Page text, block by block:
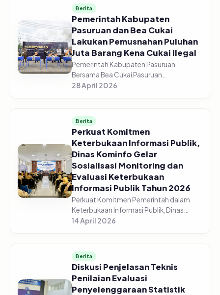
Berita
Pemerintah Kabupaten
Pasuruan dan Bea Cukai
Lakukan Pemusnahan Puluhan
Juta Barang Kena Cukai Ilegal
Pemerintah Kabupaten Pasuruan
Bersama Bea Cukai Pasuruan
melaksanakan pemusnahan jutaan
27/04/2026. Pemusn...
28 April 2026
Berita
Perkuat Komitmen
Keterbukaan Informasi Publik,
Dinas Kominfo Gelar
Sosialisasi Monitoring dan
Evaluasi Keterbukaan
Informasi Publik Tahun 2026
Perkuat Komitmen Pemerintah dalam
Keterbukaan Informasi Publik, Dinas
Komunikasi dan Informatika Kabupaten
14 April 2026
Berita
Diskusi Penjelasan Teknis
Penilaian Evaluasi
Penyelenggaraan Statistik